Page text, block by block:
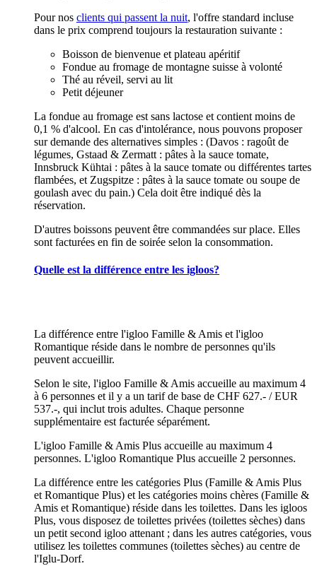
Pour nos clients qui passent la nuit, l'offre standard incluse
dans le prix comprend toujours la restauration suivante :
Boisson de bienvenue et plateau apéritif
Fondue au fromage de montagne suisse à volonté
Thé au réveil, servi au lit
Petit déjeuner
La fondue au fromage est sans lactose et contient moins de
0,1 % d'alcool. En cas d'intolérance, nous pouvons proposer
sur demande des alternatives simples : (Davos : ragoût de
légumes, Gstaad & Zermatt : pâtes à la sauce tomate,
Innsbruck Kühtai : pâtes à la sauce tomate ou différentes tartes
flambées, et Zugspitze : pâtes à la sauce tomate ou soupe de
goulash avec du pain.) Cela doit être indiqué dès la
réservation.
D'autres boissons peuvent être commandées sur place. Elles
sont facturées en fin de soirée selon la consommation.
Quelle est la différence entre les igloos?
La différence entre l'igloo Famille & Amis et l'igloo
Romantique réside dans le nombre de personnes qu'ils
peuvent accueillir.
Selon le site, l'igloo Famille & Amis accueille au maximum 4
à 6 personnes et il y a un tarif de base de CHF 627.- / EUR
537.-, qui inclut trois adultes. Chaque personne
supplémentaire est facturée séparément.
L'igloo Famille & Amis Plus accueille au maximum 4
personnes. L'igloo Romantique Plus accueille 2 personnes.
La différence entre les catégories Plus (Famille & Amis Plus
et Romantique Plus) et les catégories moins chères (Famille &
Amis et Romantique) réside dans les toilettes. Dans les igloos
Plus, vous disposez de toilettes privées (toilettes sèches) dans
un petit second igloo attenant ; dans les autres catégories, vous
utilisez les toilettes communes (toilettes sèches) au centre de
l'Iglu-Dorf.